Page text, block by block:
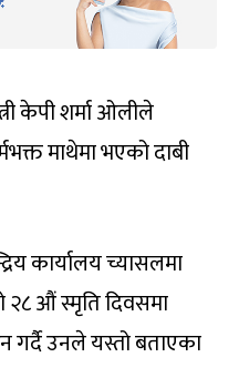
केपी शर्मा ओलीले
माथेमा भएको दाबी
कार्यालय च्यासलमा
औं स्मृति दिवसमा
गर्दै उनले यस्तो बताएका